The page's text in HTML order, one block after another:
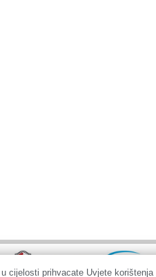
cijelosti prihvacate Uvjete